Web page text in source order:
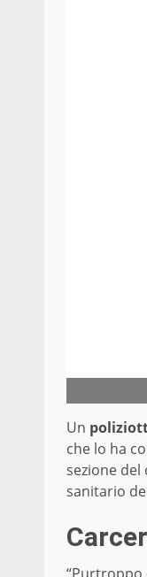
Un
che lo ha
sezione del
sanitario
“Purtroppo